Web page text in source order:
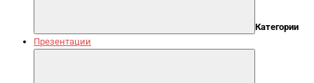
Категории
Презентации